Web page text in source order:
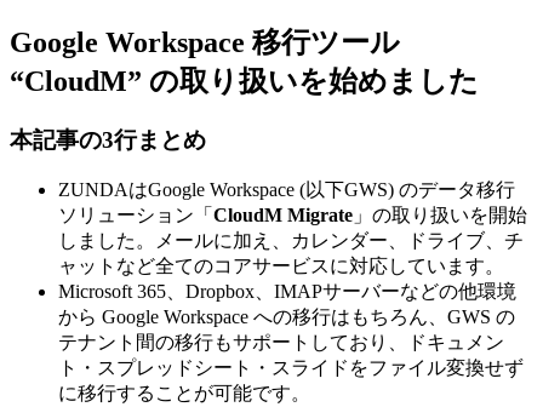
Google Workspace 移行ツール
“CloudM” の取り扱いを始めました
本記事の3行まとめ
ZUNDAはGoogle Workspace (以下GWS) のデータ移行
ソリューション「 CloudM Migrate 」の取り扱いを開始
しました。メールに加え、カレンダー、ドライブ、チ
ャットなど全てのコアサービスに対応しています。
Microsoft 365、Dropbox、IMAPサーバーなどの他環境
から Google Workspace への移行はもちろん、GWS の
テナント間の移行もサポートしており、ドキュメン
ト・スプレッドシート・スライドをファイル変換せず
に移行することが可能です。